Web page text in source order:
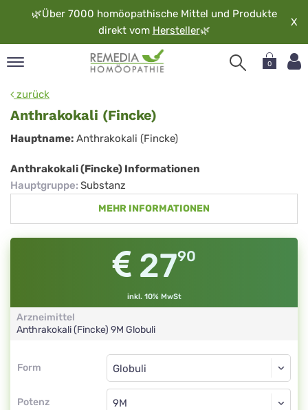
🌿Über 7000 homöopathische Mittel und Produkte
direkt vom Hersteller🌿
X
0
zurück
Anthrakokali (Fincke)
Anthrakokali
(Fincke)
Hauptname: Anthrakokali (Fincke)
Anthrakokali (Fincke) Informationen
Hauptgruppe: Substanz
MEHR INFORMATIONEN
2790
inkl. 10% MwSt
Arzneimittel
Anthrakokali (Fincke) 9M Globuli
Form
Form
Potenz
Globuli
9M